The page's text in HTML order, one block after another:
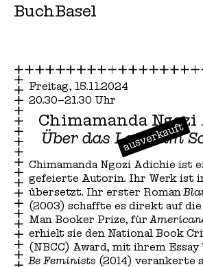
BuchBasel
Freitag, 15.11.2024
20.30–21.30 Uhr
ausverkauft
Chimamanda Ngozi
Über das Lesen im
Chimamanda Ngozi Adichie ist
gefeierte Autorin. Ihr Werk ist
übersetzt. Ihr erster Roman
(2003) schaffte es direkt auf
Man Booker Prize, für
erhielt sie den National Book
(NBCC) Award, mit ihrem Essay
Be Feminists (2014) verankerte